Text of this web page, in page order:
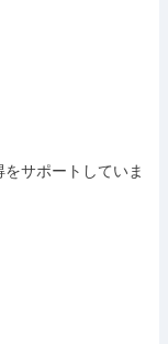
サポートしていま